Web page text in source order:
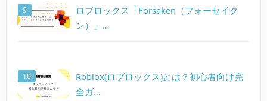
ロブロックス「Forsaken（フォーセイク
ン）」…
Roblox(ロブロックス)とは？初心者向け完
全ガ…